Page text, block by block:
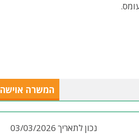
המשרה אוישה
נכון לתאריך 03/03/2026